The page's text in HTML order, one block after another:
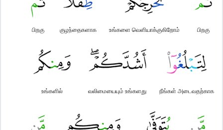
பிறகு
உங்களை வெளியாக்குகிறோம்
குழந்தைகளாக
பிறகு
நீங்கள் அடைவதற்காக
வலிமையையும் உங்களது
உங்களில்